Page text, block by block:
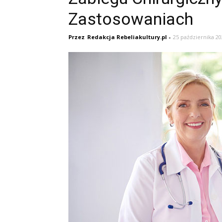
Zastosowaniach
Przez Redakcja Rebeliakultury.pl - 25 października